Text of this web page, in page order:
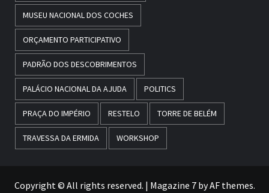
MUSEU NACIONAL DOS COCHES
ORÇAMENTO PARTICIPATIVO
PADRÃO DOS DESCOBRIMENTOS
PALÁCIO NACIONAL DA AJUDA POLITICS
PRAÇA DO IMPÉRIO RESTELO TORRE DE BELÉM
TRAVESSA DA ERMIDA WORKSHOP
Copyright © All rights reserved. | Magazine 7by AF themes.